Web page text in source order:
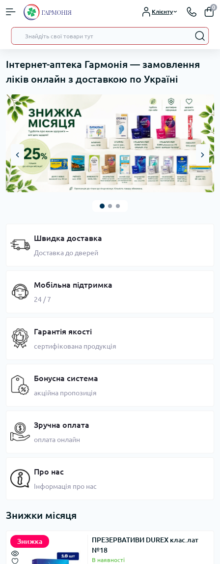
Клієнту
0
Інтернет-аптека Гармонія — замовлення
ліків онлайн з доставкою по Україні
Швидка доставка
Доставка до дверей
Мобільна підтримка
24 / 7
Гарантія якості
сертифікована продукція
Бонусна система
акційна пропозиція
Зручна оплата
оплата онлайн
Про нас
Інформація про нас
Знижки місяця
Знижка
ПРЕЗЕРВАТИВИ DUREX клас.лат
№18
В наявності